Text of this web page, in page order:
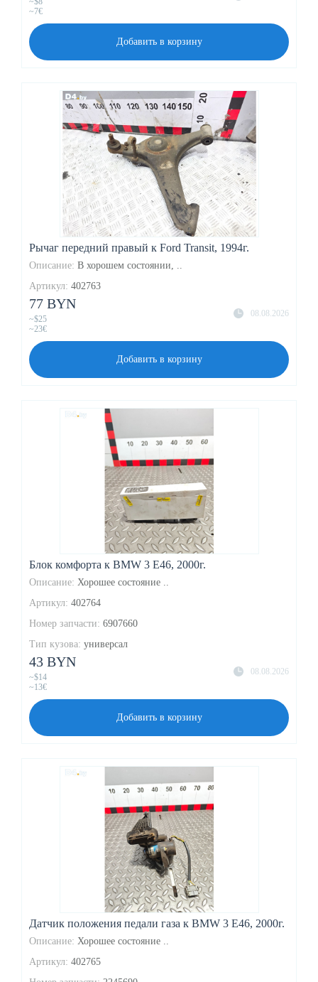
~7€
Добавить в корзину
Рычаг передний правый к Ford Transit, 1994г.
Описание: В хорошем состоянии, ..
Артикул: 402763
08.08.2026
77 BYN
~$25
~23€
Добавить в корзину
Блок комфорта к BMW 3 E46, 2000г.
Описание: Хорошее состояние ..
Артикул: 402764
Номер запчасти: 6907660
Тип кузова: универсал
08.08.2026
43 BYN
~$14
~13€
Добавить в корзину
Датчик положения педали газа к BMW 3 E46, 2000г.
Описание: Хорошее состояние ..
Артикул: 402765